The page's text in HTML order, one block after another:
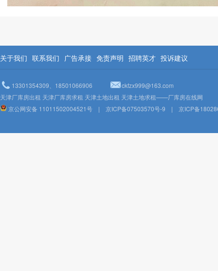
关于我们 联系我们 广告承接 免责声明 招聘英才 投诉建议
13301354309、18501066906
ckfzx999@163.com
天津厂库房出租 天津厂库房求租 天津土地出租 天津土地求租——厂库房在线网
京公网安备 11011502004521号 | 京ICP备07503570号-9 | 京ICP备